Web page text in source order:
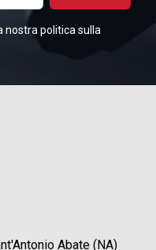
nostra politica sulla
Abate (NA)